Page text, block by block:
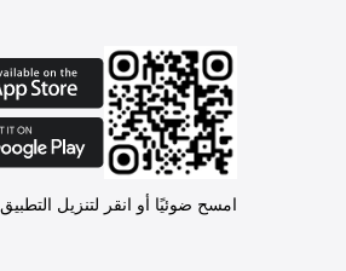
امسح ضوئيًا أو انقر لتنزيل التطبيق